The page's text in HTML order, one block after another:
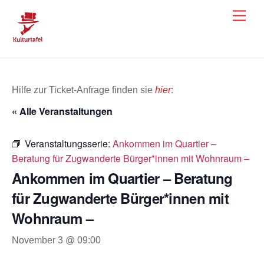
content
Hilfe zur Ticket-Anfrage finden sie hier:
« Alle Veranstaltungen
Veranstaltungsserie: Ankommen im Quartier –
Beratung für Zugwanderte Bürger*innen mit Wohnraum –
Ankommen im Quartier – Beratung
für Zugwanderte Bürger*innen mit
Wohnraum –
November 3 @ 09:00